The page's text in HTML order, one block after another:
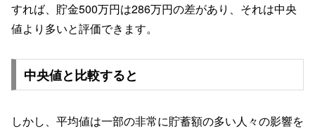
すれば、貯金500万円は286万円の差があり、それは中央
値より多いと評価できます。
中央値と比較すると
しかし、平均値は一部の非常に貯蓄額の多い人々の影響を